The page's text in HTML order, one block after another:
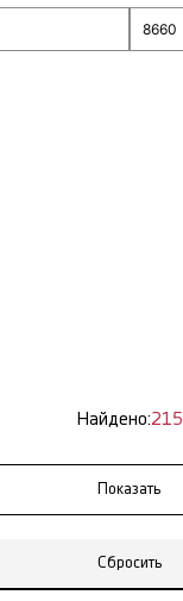
Найдено:215
Сбросить